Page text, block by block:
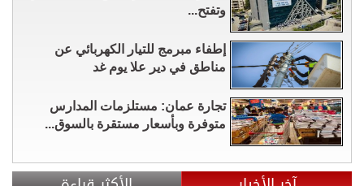
وتفتح...
إطفاء مبرمج للتيار الكهربائي عن
مناطق في دير علا يوم غد
تجارة عمان: مستلزمات المدارس
متوفرة وبأسعار مستقرة بالسوق...